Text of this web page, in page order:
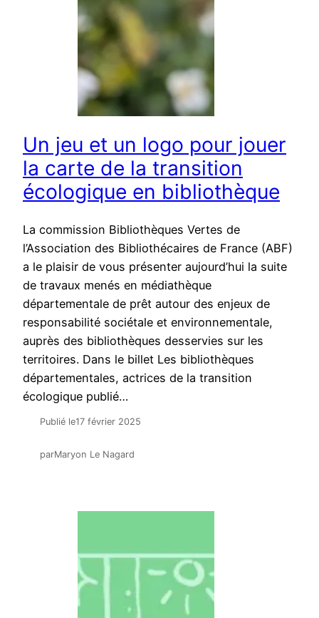
Un jeu et un logo pour jouer
la carte de la transition
écologique en bibliothèque
La commission Bibliothèques Vertes de
l’Association des Bibliothécaires de France (ABF)
a le plaisir de vous présenter aujourd’hui la suite
de travaux menés en médiathèque
départementale de prêt autour des enjeux de
responsabilité sociétale et environnementale,
auprès des bibliothèques desservies sur les
territoires. Dans le billet Les bibliothèques
départementales, actrices de la transition
écologique publié…
Publié le17 février 2025
parMaryon Le Nagard